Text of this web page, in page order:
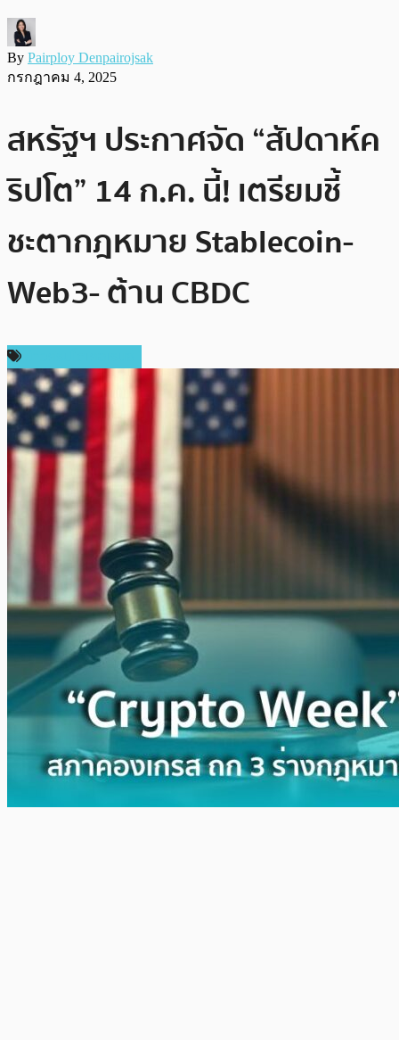
By Pairploy Denpairojsak
กรกฎาคม 4, 2025
สหรัฐฯ ประกาศจัด “สัปดาห์ค
ริปโต” 14 ก.ค. นี้! เตรียมชี้
ชะตากฎหมาย Stablecoin-
Web3- ต้าน CBDC